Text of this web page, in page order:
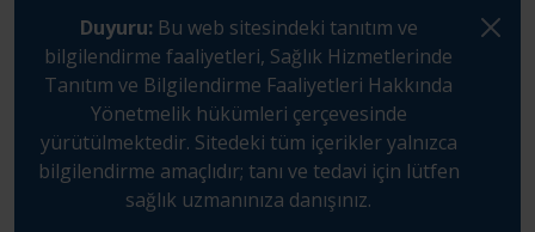
Duyuru: Bu web sitesindeki tanıtım ve
bilgilendirme faaliyetleri, Sağlık Hizmetlerinde
Tanıtım ve Bilgilendirme Faaliyetleri Hakkında
Yönetmelik hükümleri çerçevesinde
yürütülmektedir. Sitedeki tüm içerikler yalnızca
bilgilendirme amaçlıdır; tanı ve tedavi için lütfen
sağlık uzmanınıza danışınız.